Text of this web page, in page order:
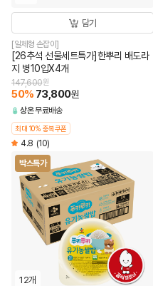
담기
[일체형 손잡이]
[26추석 선물세트특가]한뿌리 배도라
지 병10입X4개
147,600원
50% 73,800원
상온무료배송
최대 10% 중복쿠폰
4.8 (10)
박스특가
12개